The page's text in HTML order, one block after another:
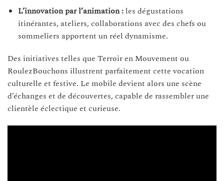
L’innovation par l’animation :les dégustations
itinérantes, ateliers, collaborations avec des chefs ou
sommeliers apportent un réel dynamisme.
Des initiatives telles que Terroir en Mouvement ou
RoulezBouchons illustrent parfaitement cette vocation
culturelle et festive. Le mobile devient alors une scène
d’échanges et de découvertes, capable de rassembler une
clientèle éclectique et curieuse.